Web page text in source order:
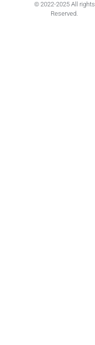
© 2022-2025 All rights
Reserved.